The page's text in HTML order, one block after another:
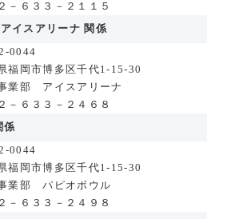
－６３３－２１１５
イスアリーナ 関係
0044
福岡市博多区千代1-15-30
業部 アイスアリーナ
－６３３－２４６８
係
0044
福岡市博多区千代1-15-30
業部 パピオボウル
－６３３－２４９８